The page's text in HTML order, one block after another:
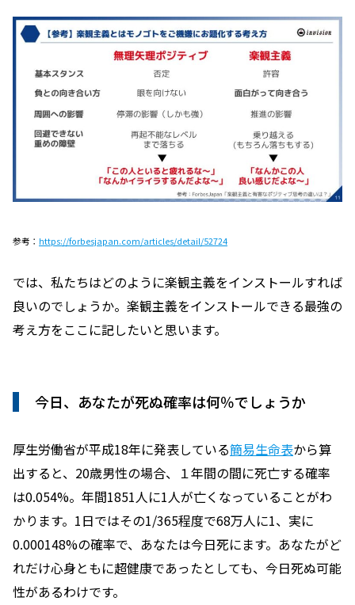
参考： https://forbesjapan.com/articles/detail/52724
では、私たちはどのように楽観主義をインストールすれば
良いのでしょうか。楽観主義をインストールできる最強の
考え方をここに記したいと思います。
今日、あなたが死ぬ確率は何％でしょうか
厚生労働省が平成18年に発表している簡易生命表から算
出すると、20歳男性の場合、１年間の間に死亡する確率
は0.054%。年間1851人に1人が亡くなっていることがわ
かります。1日ではその1/365程度で68万人に1、実に
0.000148%の確率で、あなたは今日死にます。あなたがど
れだけ心身ともに超健康であったとしても、今日死ぬ可能
性があるわけです。